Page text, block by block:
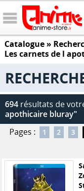
Catalogue»
Les carnets de l
694 résultats de
apothicaire bluray"
Pages :
1 2 3